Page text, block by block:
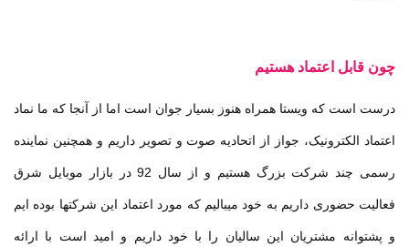
چون قابل‌ اعتماد هستیم
درست است که ویستا همراه هنوز بسیار جوان است اما از آنجا که ما نماد
اعتماد الکترونیک، جواز از اتحادیه صوت و تصویر داریم و همچنین نماینده
رسمی چند شرکت بزرگ هستیم و از سال 92 در بازار موبایل شرق
فعالیت حضوری داریم به خود میبالیم که مورد اعتماد این شرکتها بوده ایم
و پشتوانه مشتریان این سالیان را با خود داریم و امید است با ارائه